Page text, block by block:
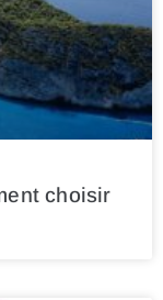
choisir